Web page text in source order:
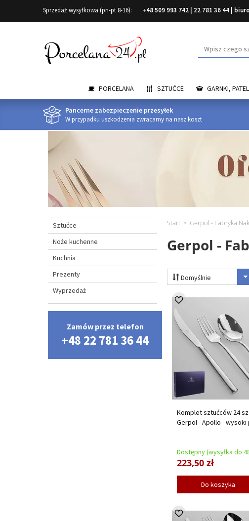
Sprzedaż wysyłkowa (pn-pt 8-16): +48 509 993 742 22 781 36 44
Wyszukaj
PORCELANA SZTUĆCE GARNKI,
Pancerne zabezpieczenie przesyłek
W przypadku uszkodzenia zwracamy na nasz koszt
Start Gerpol - Fabryka
Gerpol -
Domyślnie
Komplet sztućców 24
Gerpol - Apollo - wysoki
Dostępny (wysyłka do
223,50 zł
Do koszyka
Sztućce
Noże kuchenne
Kuchnia
Prezenty
Wyprzedaż
Zamów przez telefon
+48 22 781 36 44